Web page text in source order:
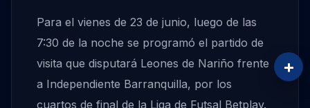
Para el vienes de 23 de junio, luego de las
7:30 de la noche se programó el partido de
visita que disputará Leones de Nariño frente
a Independiente Barranquilla, por los
cuartos de final de la Liga de Futsal Betplay.
+